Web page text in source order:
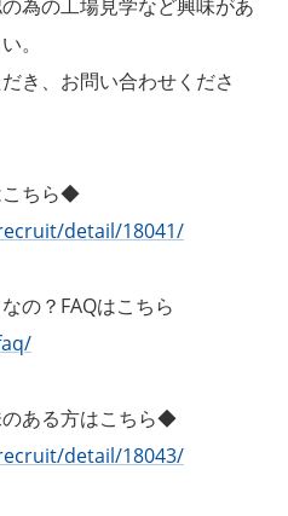
為の工場見学など興味があ
。
き、お問い合わせくださ
こちら◆
detail/18041/
の？FAQはこちら
ある方はこちら◆
detail/18043/